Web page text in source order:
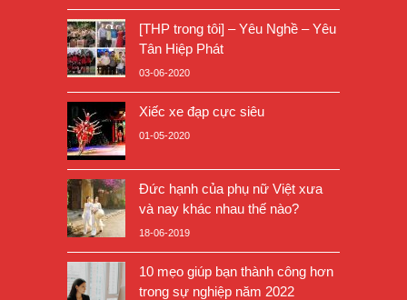
[THP trong tôi] – Yêu Nghề – Yêu
Tân Hiệp Phát
03-06-2020
Xiếc xe đạp cực siêu
01-05-2020
Đức hạnh của phụ nữ Việt xưa
và nay khác nhau thế nào?
18-06-2019
10 mẹo giúp bạn thành công hơn
trong sự nghiệp năm 2022